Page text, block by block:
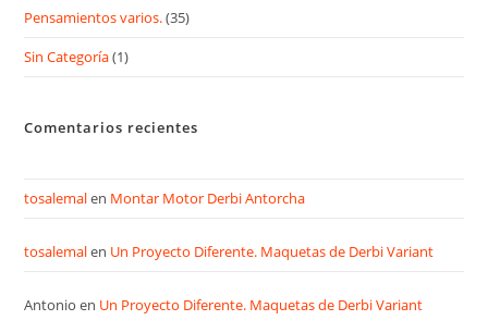
Pensamientos varios.(35)
Sin Categoría(1)
Comentarios recientes
tosalemalen Montar Motor Derbi Antorcha
tosalemalen Un Proyecto Diferente. Maquetas de Derbi Variant
Antonio en Un Proyecto Diferente. Maquetas de Derbi Variant